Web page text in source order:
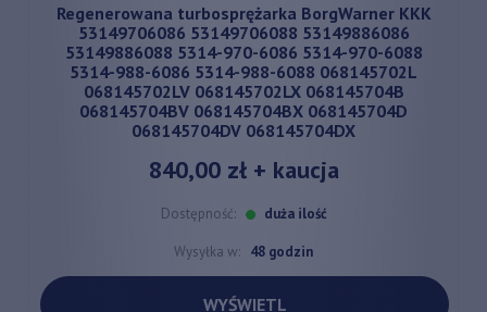
Regenerowana turbosprężarka BorgWarner KKK
53149706086 53149706088 53149886086
53149886088 5314-970-6086 5314-970-6088
5314-988-6086 5314-988-6088 068145702L
068145702LV 068145702LX 068145704B
068145704BV 068145704BX 068145704D
068145704DV 068145704DX
840,00 zł+ kaucja
Dostępność: duża ilość
Wysyłka w: 48 godzin
WYŚWIETL